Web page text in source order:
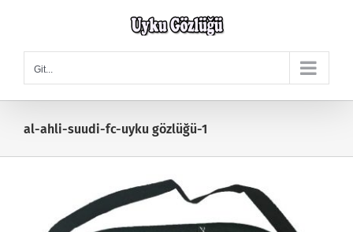
Git...
al-ahli-suudi-fc-uyku gözlüğü-1